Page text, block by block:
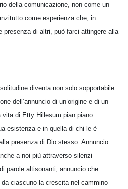
della comunicazione, non come un
come esperienza che, in
presenza di altri, può farci attingere alla
diventa non solo sopportabile
dell’annuncio di un’origine e di un
di Etty Hillesum pian piano
esistenza e in quella di chi le è
presenza di Dio stesso. Annuncio
a noi più attraverso silenzi
parole altisonanti; annuncio che
ciascuno la crescita nel cammino